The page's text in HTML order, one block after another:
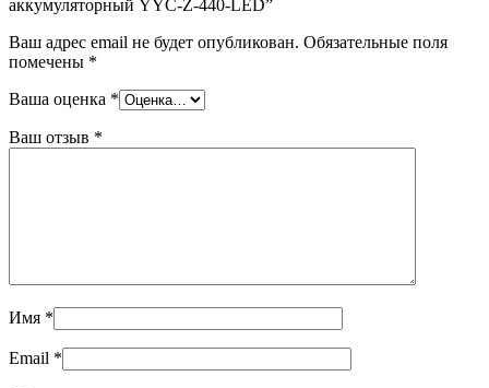
аккумуляторный YYC-Z-440-LED”
Ваш адрес email не будет опубликован. Обязательные поля
помечены *
Ваша оценка *
Ваш отзыв *
Имя *
Email *